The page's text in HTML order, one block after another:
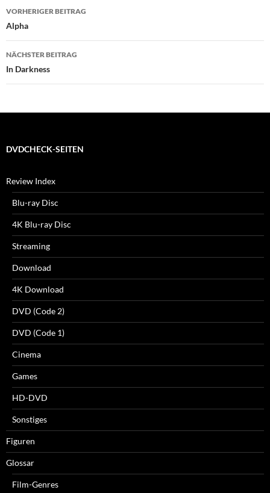
Beitragsnavigation
VORHERIGER BEITRAG
Alpha
NÄCHSTER BEITRAG
In Darkness
DVDCHECK-SEITEN
Review Index
Blu-ray Disc
4K Blu-ray Disc
Streaming
Download
4K Download
DVD (Code 2)
DVD (Code 1)
Cinema
Games
HD-DVD
Sonstiges
Figuren
Glossar
Film-Genres